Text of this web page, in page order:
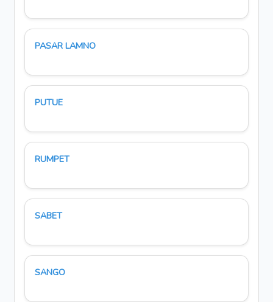
PASAR LAMNO
PUTUE
RUMPET
SABET
SANGO